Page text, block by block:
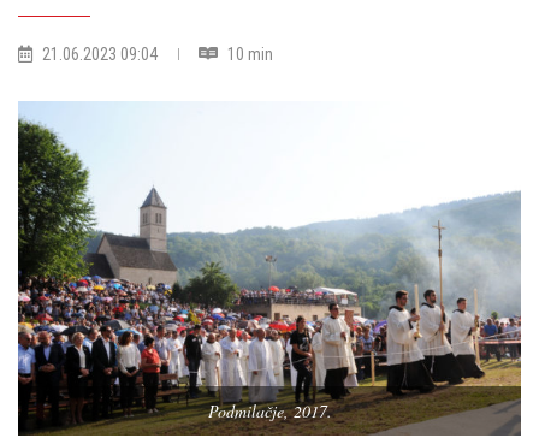
21.06.2023 09:04 10 min
Podmilačje, 2017.